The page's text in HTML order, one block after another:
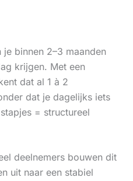
binnen 2–3 maanden
krijgen. Met een
dat al 1 à 2
dat je dagelijks iets
= structureel
deelnemers bouwen dit
uit naar een stabiel